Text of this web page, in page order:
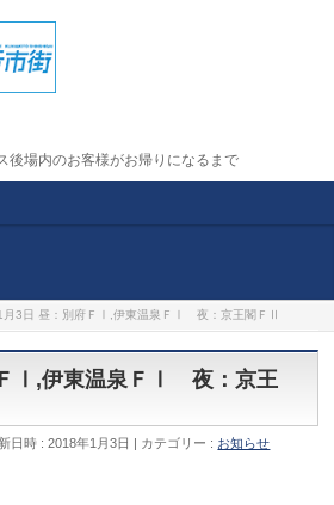
後場内のお客様がお帰りになるまで
月3日 昼：別府ＦⅠ,伊東温泉ＦⅠ 夜：京王閣ＦⅡ
Ⅰ,伊東温泉ＦⅠ 夜：京王
日時 : 2018年1月3日 カテゴリー : お知らせ